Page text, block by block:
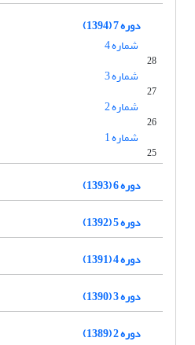
دوره 7 (1394)
شماره 4
28
شماره 3
27
شماره 2
26
شماره 1
25
دوره 6 (1393)
دوره 5 (1392)
دوره 4 (1391)
دوره 3 (1390)
دوره 2 (1389)